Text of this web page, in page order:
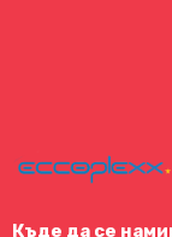
Къде да се